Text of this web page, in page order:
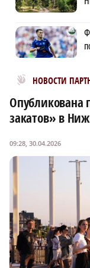
НОВОСТИ
Новости
Опубликована
закатов» в
09:28, 30.04.2026